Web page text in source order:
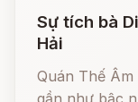
Sự tích bà
Hải
Quán Thế
gần như bậc